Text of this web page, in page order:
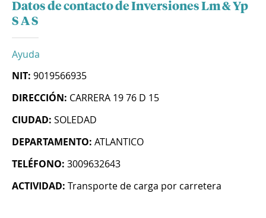
Datos de contacto de Inversiones Lm & Yp
S A S
Ayuda
NIT: 9019566935
DIRECCIÓN: CARRERA 19 76 D 15
CIUDAD: SOLEDAD
DEPARTAMENTO: ATLANTICO
TELÉFONO: 3009632643
ACTIVIDAD: Transporte de carga por carretera